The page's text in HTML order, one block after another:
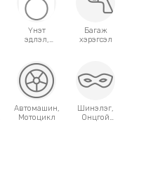
Үнэт
эдлэл,
Багаж
хэрэгсэл
Автомашин,
Мотоцикл
Шинэлэг,
Онцгой